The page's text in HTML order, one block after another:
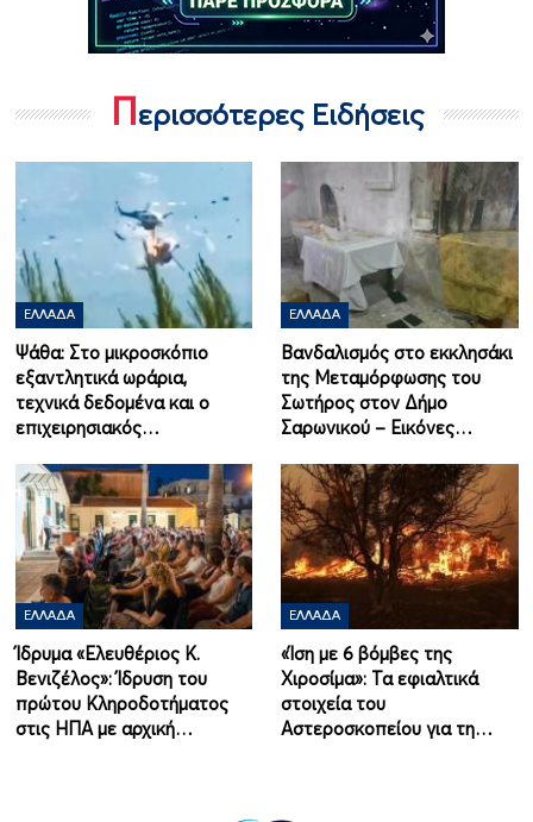
Περισσότερες Ειδήσεις
ΕΛΛΆΔΑ
Ψάθα: Στο μικροσκόπιο
εξαντλητικά ωράρια,
τεχνικά δεδομένα και ο
επιχειρησιακός…
ΕΛΛΆΔΑ
Βανδαλισμός στο εκκλησάκι
της Μεταμόρφωσης του
Σωτήρος στον Δήμο
Σαρωνικού – Εικόνες…
ΕΛΛΆΔΑ
Ίδρυμα «Ελευθέριος Κ.
Βενιζέλος»: Ίδρυση του
πρώτου Κληροδοτήματος
στις ΗΠΑ με αρχική…
ΕΛΛΆΔΑ
«Ίση με 6 βόμβες της
Χιροσίμα»: Τα εφιαλτικά
στοιχεία του
Αστεροσκοπείου για τη…